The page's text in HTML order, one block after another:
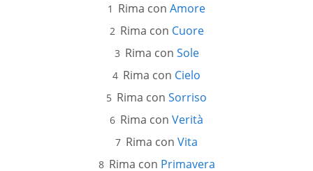
Rima con Amore
Rima con Cuore
Rima con Sole
Rima con Cielo
Rima con Sorriso
Rima con Verità
Rima con Vita
Rima con Primavera